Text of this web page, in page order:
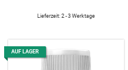
Lieferzeit: 2 - 3 Werktage
AUF LAGER